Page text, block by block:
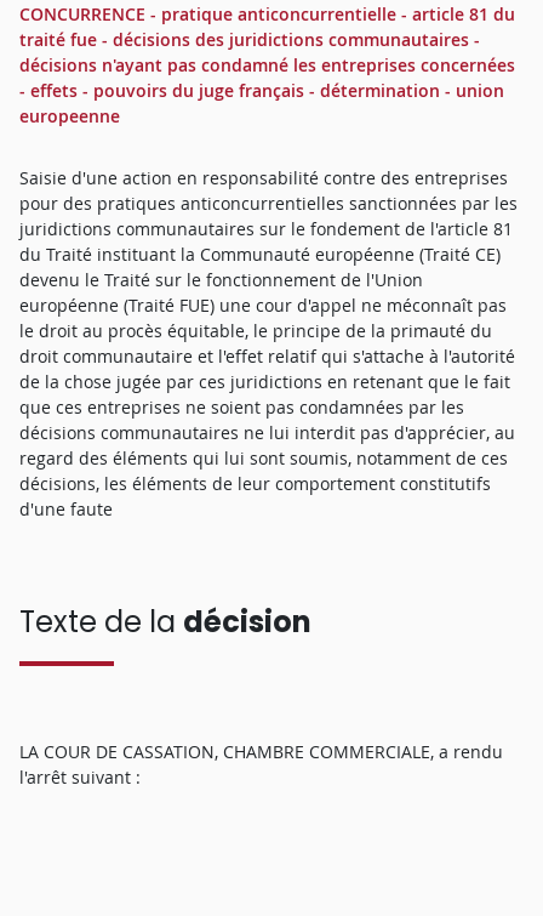
CONCURRENCE - pratique anticoncurrentielle - article 81 du
traité fue - décisions des juridictions communautaires -
décisions n'ayant pas condamné les entreprises concernées
- effets - pouvoirs du juge français - détermination - union
europeenne
Saisie d'une action en responsabilité contre des entreprises
pour des pratiques anticoncurrentielles sanctionnées par les
juridictions communautaires sur le fondement de l'article 81
du Traité instituant la Communauté européenne (Traité CE)
devenu le Traité sur le fonctionnement de l'Union
européenne (Traité FUE) une cour d'appel ne méconnaît pas
le droit au procès équitable, le principe de la primauté du
droit communautaire et l'effet relatif qui s'attache à l'autorité
de la chose jugée par ces juridictions en retenant que le fait
que ces entreprises ne soient pas condamnées par les
décisions communautaires ne lui interdit pas d'apprécier, au
regard des éléments qui lui sont soumis, notamment de ces
décisions, les éléments de leur comportement constitutifs
d'une faute
Texte de la décision
LA COUR DE CASSATION, CHAMBRE COMMERCIALE, a rendu
l'arrêt suivant :